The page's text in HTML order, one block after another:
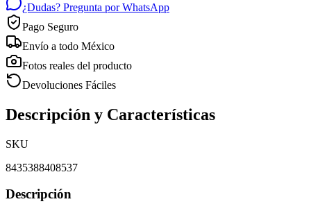
¿Dudas? Pregunta por WhatsApp
Pago Seguro
Envío a todo México
Fotos reales del producto
Devoluciones Fáciles
Descripción y Características
SKU
8435388408537
Descripción